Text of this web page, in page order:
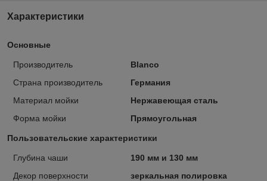
Характеристики
Основные
Производитель
Blanco
Страна производитель
Германия
Материал мойки
Нержавеющая сталь
Форма мойки
Прямоугольная
Пользовательские характеристики
Глубина чаши
190 мм и 130 мм
Декор поверхности
зеркальная полировка